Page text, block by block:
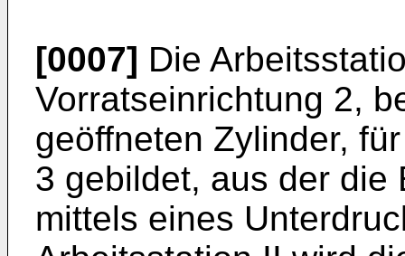
[0007] Die
Vorratseinrichtung 2,
geöffneten Zylinder,
3 gebil­det, aus der die
mittels eines